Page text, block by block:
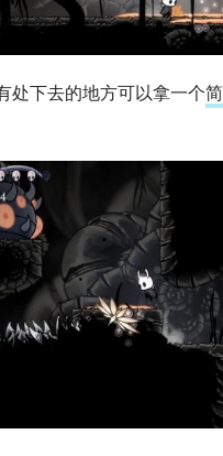
处下去的地方可以拿一个